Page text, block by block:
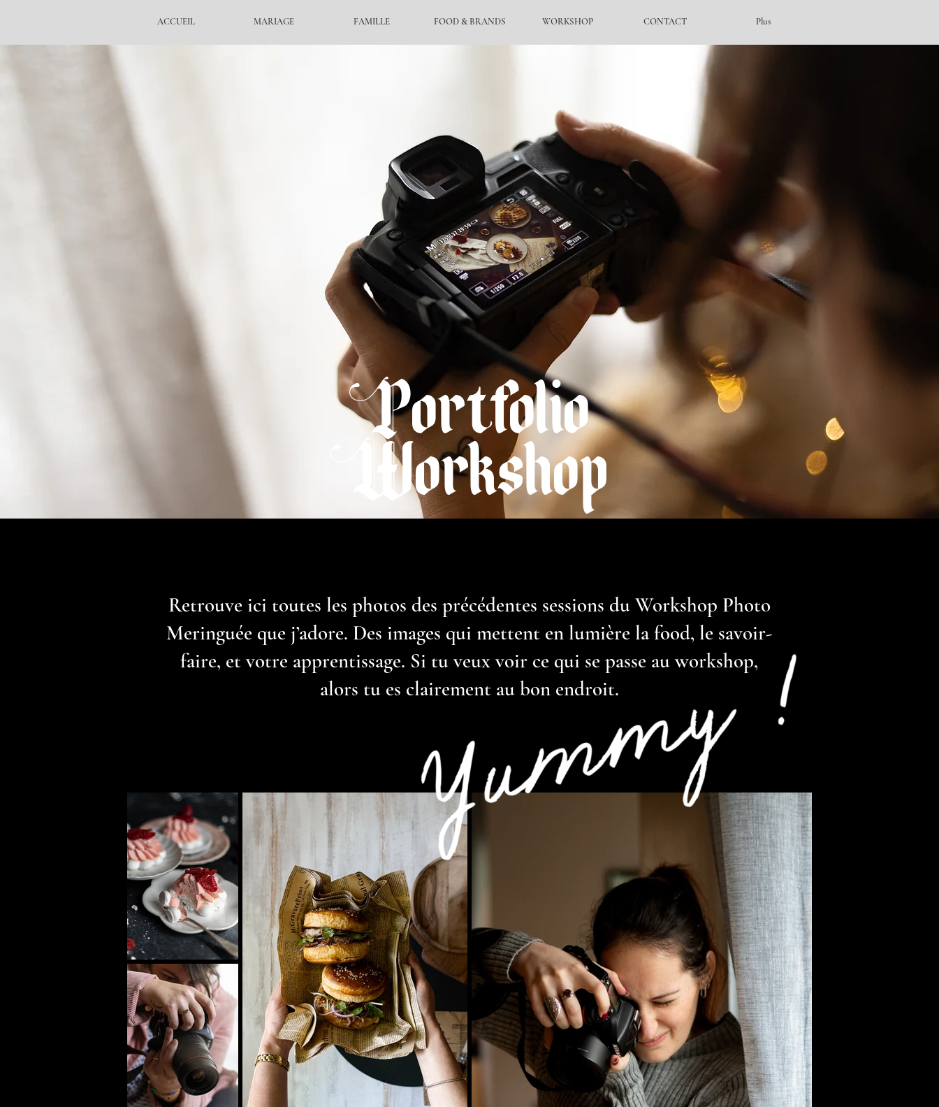
ACCUEIL MARIAGE FAMILLE FOOD & BRANDS WORKSHOP CONTACT Plus
Portfolio
Workshop
Retrouve ici toutes les photos des précédentes sessions du Workshop Photo
Meringuée que j’adore. Des images qui mettent en lumière la food, le savoir-
faire, et votre apprentissage. Si tu veux voir ce qui se passe au workshop,
alors tu es clairement au bon endroit.
Yummy !